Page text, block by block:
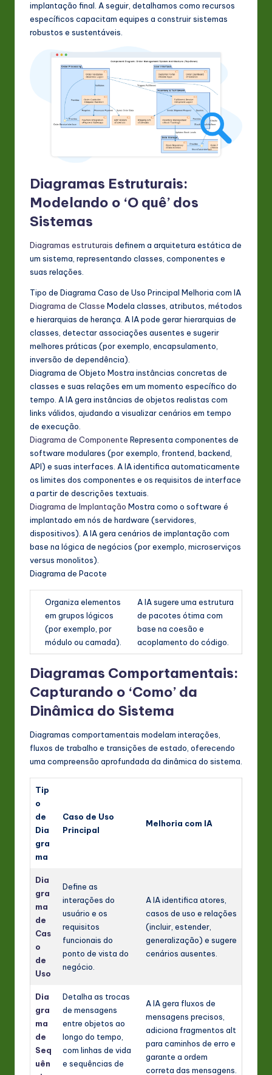
implantação final. A seguir, detalhamos como recursos
específicos capacitam equipes a construir sistemas
robustos e sustentáveis.
Diagramas Estruturais:
Modelando o ‘O quê’ dos
Sistemas
Diagramas estruturais definem a arquitetura estática de
um sistema, representando classes, componentes e
suas relações.
Tipo de Diagrama Caso de Uso Principal Melhoria com IA
Diagrama de Classe Modela classes, atributos, métodos
e hierarquias de herança. A IA pode gerar hierarquias de
classes, detectar associações ausentes e sugerir
melhores práticas (por exemplo, encapsulamento,
inversão de dependência).
Diagrama de Objeto Mostra instâncias concretas de
classes e suas relações em um momento específico do
tempo. A IA gera instâncias de objetos realistas com
links válidos, ajudando a visualizar cenários em tempo
de execução.
Diagrama de Componente Representa componentes de
software modulares (por exemplo, frontend, backend,
API) e suas interfaces. A IA identifica automaticamente
os limites dos componentes e os requisitos de interface
a partir de descrições textuais.
Diagrama de Implantação Mostra como o software é
implantado em nós de hardware (servidores,
dispositivos). A IA gera cenários de implantação com
base na lógica de negócios (por exemplo, microserviços
versus monolitos).
Diagrama de Pacote
Organiza elementos
em grupos lógicos
(por exemplo, por
módulo ou camada).
A IA sugere uma estrutura
de pacotes ótima com
base na coesão e
acoplamento do código.
Diagramas Comportamentais:
Capturando o ‘Como’ da
Dinâmica do Sistema
Diagramas comportamentais modelam interações,
fluxos de trabalho e transições de estado, oferecendo
uma compreensão aprofundada da dinâmica do sistema.
Tip
o
de
Dia
gra
ma
Caso de Uso
Principal
Melhoria com IA
Dia
gra
ma
de
Cas
o
de
Uso
Define as
interações do
usuário e os
requisitos
funcionais do
ponto de vista do
negócio.
A IA identifica atores,
casos de uso e relações
(incluir, estender,
generalização) e sugere
cenários ausentes.
Dia
gra
ma
de
Seq
uên
Detalha as trocas
de mensagens
entre objetos ao
longo do tempo,
com linhas de vida
e sequências de
A IA gera fluxos de
mensagens precisos,
adiciona fragmentos alt
para caminhos de erro e
garante a ordem
correta das mensagens.